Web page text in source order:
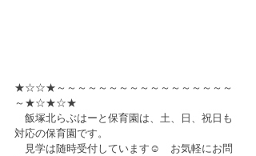
★☆☆★～～～～～～～～～～～～～～～～～
～★☆★☆★
飯塚北らぶはーと保育園は、土、日、祝日も
対応の保育園です。
見学は随時受付しています☺️　お気軽にお問